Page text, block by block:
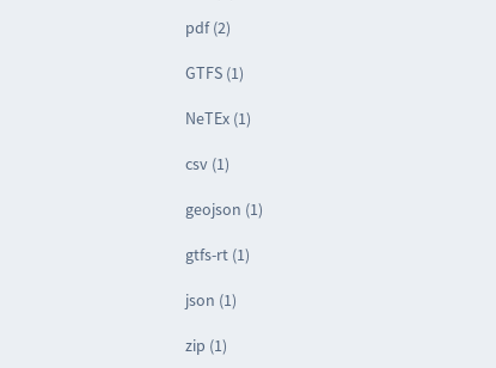
pdf (2)
GTFS (1)
NeTEx (1)
csv (1)
geojson (1)
gtfs-rt (1)
json (1)
zip (1)